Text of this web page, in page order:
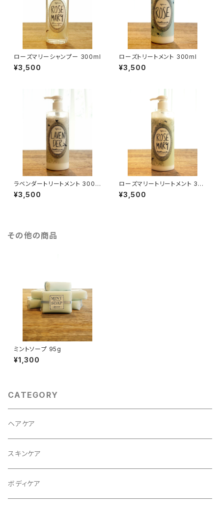
ローズマリーシャンプー 300ml
¥3,500
ローズトリートメント 300ml
¥3,500
ラベンダートリートメント 300m
l¥3,500
ローズマリートリートメント 30
0ml
¥3,500
その他の商品
ミントソープ 95g
¥1,300
CATEGORY
ヘアケア
スキンケア
ボディケア